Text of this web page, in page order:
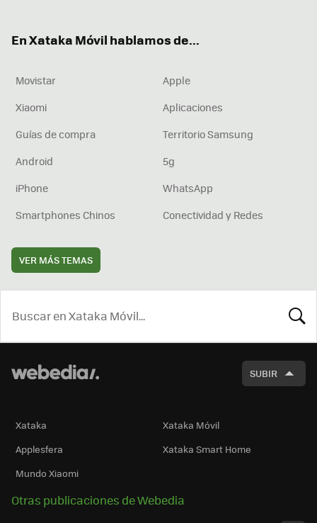
En Xataka Móvil hablamos de...
Movistar
Apple
Xiaomi
Aplicaciones
Guías de compra
Territorio Samsung
Android
5g
iPhone
WhatsApp
Smartphones Chinos
Conectividad y Redes
VER MÁS TEMAS
SUBIR
Xataka
Xataka Móvil
Applesfera
Xataka Smart Home
Mundo Xiaomi
Otras publicaciones de Webedia